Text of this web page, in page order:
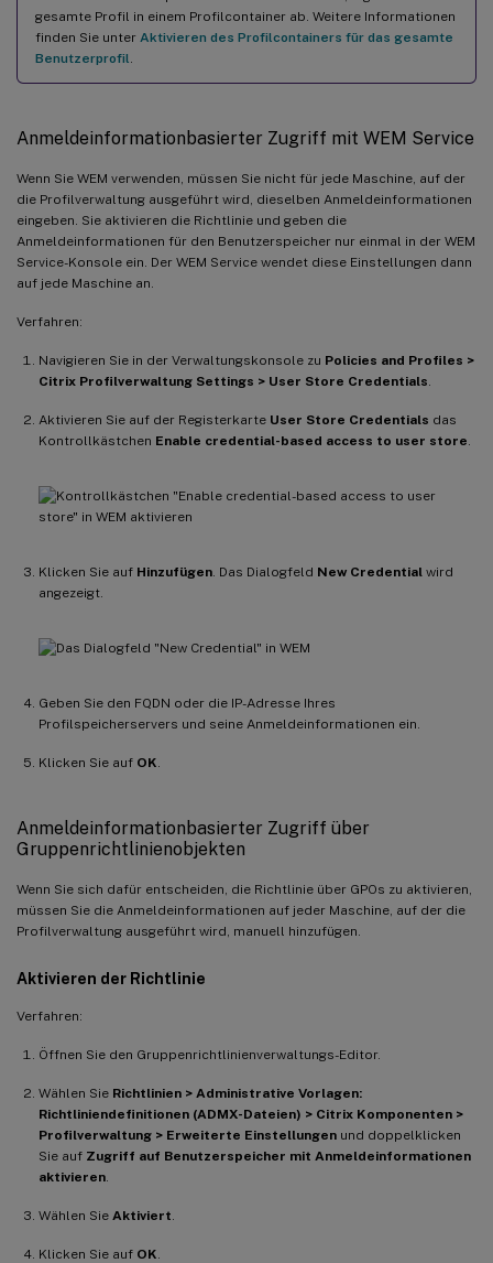
gesamte Profil in einem Profilcontainer ab. Weitere Informationen
finden Sie unter Aktivieren des Profilcontainers für das gesamte
Benutzerprofil
Anmeldeinformationbasierter Zugriff mit WEM Service
Wenn Sie WEM verwenden, müssen Sie nicht für jede Maschine, auf der
die Profilverwaltung ausgeführt wird, dieselben Anmeldeinformationen
eingeben. Sie aktivieren die Richtlinie und geben die
Anmeldeinformationen für den Benutzerspeicher nur einmal in der WEM
Service-Konsole ein. Der WEM Service wendet diese Einstellungen dann
auf jede Maschine an.
Verfahren:
Navigieren Sie in der Verwaltungskonsole zu Policies and Profiles >
Citrix Profilverwaltung Settings > User Store Credentials
Aktivieren Sie auf der Registerkarte User Store Credentials das
Kontrollkästchen Enable credential-based access to user store
Klicken Sie auf Hinzufügen . Das Dialogfeld New Credential wird
angezeigt.
Geben Sie den FQDN oder die IP-Adresse Ihres
Profilspeicherservers und seine Anmeldeinformationen ein.
Klicken Sie auf OK
Anmeldeinformationbasierter Zugriff über
Gruppenrichtlinienobjekten
Wenn Sie sich dafür entscheiden, die Richtlinie über GPOs zu aktivieren,
müssen Sie die Anmeldeinformationen auf jeder Maschine, auf der die
Profilverwaltung ausgeführt wird, manuell hinzufügen.
Aktivieren der Richtlinie
Verfahren:
Öffnen Sie den Gruppenrichtlinienverwaltungs-Editor.
Wählen Sie Richtlinien > Administrative Vorlagen:
Richtliniendefinitionen (ADMX-Dateien) > Citrix Komponenten >
Profilverwaltung > Erweiterte Einstellungen und doppelklicken
Sie auf Zugriff auf Benutzerspeicher mit Anmeldeinformationen
aktivieren
Wählen Sie Aktiviert
Klicken Sie auf OK